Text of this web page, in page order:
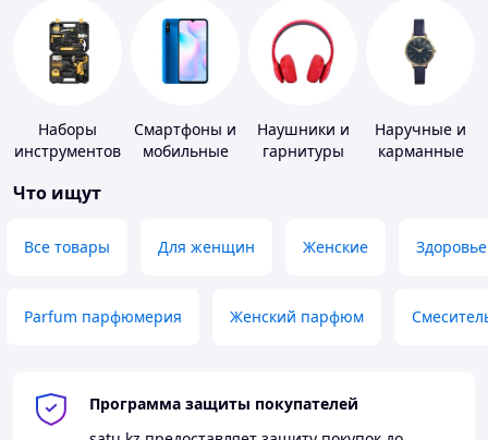
Наборы
инструментов
Смартфоны и
мобильные
Наушники и
гарнитуры
Наручные и
карманные
Что ищут
Все товары Для женщин Женские Здоровье
Parfum парфюмерия Женский парфюм
Программа защиты покупателей